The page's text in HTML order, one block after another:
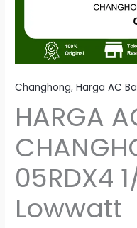
Changhong,Harga AC
HARGA
05RDX4
Lowwatt